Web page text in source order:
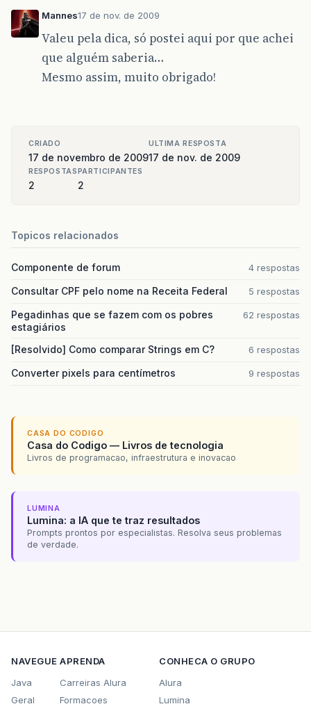
Mannes17 de nov. de 2009
Valeu pela dica, só postei aqui por que achei
que alguém saberia…
Mesmo assim, muito obrigado!
CRIADO
17 de novembro de 2009
ULTIMA RESPOSTA
17 de nov. de 2009
RESPOSTAS
2
PARTICIPANTES
2
Topicos relacionados
Componente de forum 4 respostas
Consultar CPF pelo nome na Receita Federal 5 respostas
Pegadinhas que se fazem com os pobres
estagiários
62 respostas
[Resolvido] Como comparar Strings em C? 6 respostas
Converter pixels para centímetros 9 respostas
CASA DO CODIGO
Casa do Codigo — Livros de tecnologia
Livros de programacao, infraestrutura e inovacao
LUMINA
Lumina: a IA que te traz resultados
Prompts prontos por especialistas. Resolva seus problemas
de verdade.
NAVEGUE
Java
Geral
APRENDA
Carreiras Alura
Formacoes
CONHECA O GRUPO
Alura
Lumina